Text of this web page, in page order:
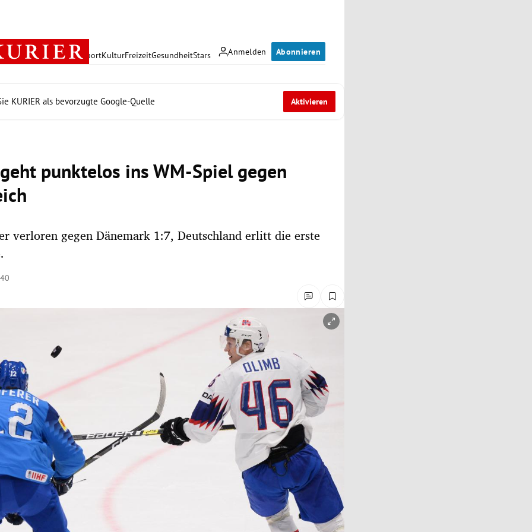
Anmelden Abonnieren
PolitikWirtschaft SportKulturFreizeitGesundheitStars
KURIER als bevorzugte Google-Quelle Aktivieren
punktelos ins WM-Spiel gegen
verloren gegen Dänemark 1:7, Deutschland erlitt die erste
öffnen/schließen